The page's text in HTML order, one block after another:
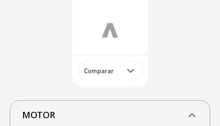
Comparar
MOTOR